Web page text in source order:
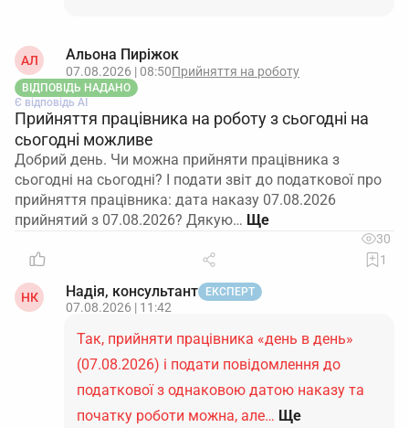
АЛ Альона Пиріжок
07.08.2026 | 08:50Прийняття на роботу
ВІДПОВІДЬ НАДАНО
Є відповідь АІ
Прийняття працівника на роботу з сьогодні на
сьогодні можливе
Добрий день. Чи можна прийняти працівника з
сьогодні на сьогодні? І подати звіт до податкової про
прийняття працівника: дата наказу 07.08.2026
прийнятий з 07.08.2026? Дякую…
30
1
НК Надія, консультант ЕКСПЕРТ
07.08.2026 | 11:42
Так, прийняти працівника «день в день»
(07.08.2026) і подати повідомлення до
податкової з однаковою датою наказу та
початку роботи можна, але… Ще